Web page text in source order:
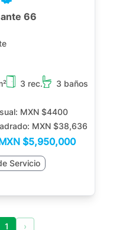
66
3 rec.
3 baños
MXN $4400
MXN $38,636
$5,950,000
Servicio
1
›